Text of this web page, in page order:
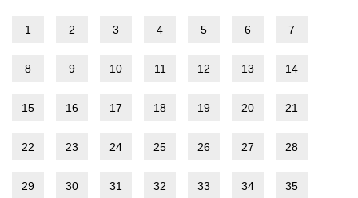
1 2 3 4 5 6 7
8 9 10 11 12 13 14
15 16 17 18 19 20 21
22 23 24 25 26 27 28
29 30 31 32 33 34 35